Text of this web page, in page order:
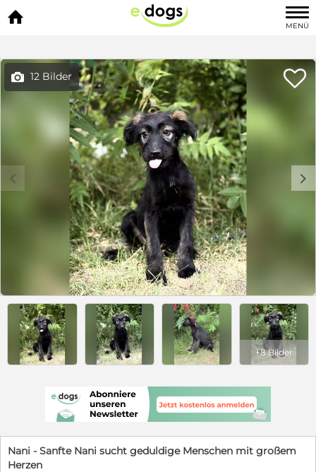

MENÜ
 12 Bilder 
c d
+8 Bilder
Nani - Sanfte Nani sucht geduldige Menschen mit großem
Herzen